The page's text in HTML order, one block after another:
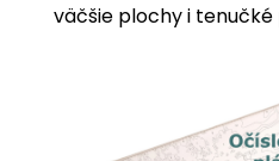
väčšie plochy i tenučké